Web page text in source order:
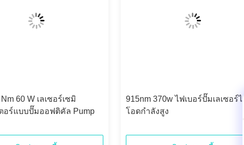
60 W เลเซอร์เซมิ
อร์แบบปั๊มออฟติคัล Pump
915nm 370w ไฟเบอร์ปั๊มเลเซอร์ได
โอดกำลังสูง